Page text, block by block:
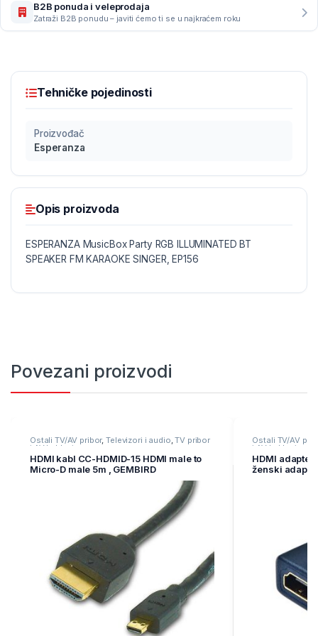
B2B ponuda i veleprodaja
Zatraži B2B ponudu – javiti ćemo ti se u najkraćem roku
Tehničke pojedinosti
Proizvođač
Esperanza
Opis proizvoda
ESPERANZA MusicBox Party RGB ILLUMINATED BT
SPEAKER FM KARAOKE SINGER, EP156
Povezani proizvodi
Ostali TV/AV pribor,Televizori i audio,TV pribor
i AV kablovi
HDMI kabl CC-HDMID-15 HDMI male to
Micro-D male 5m , GEMBIRD
Ostali TV/AV
i AV kablovi
HDMI adapter
ženski